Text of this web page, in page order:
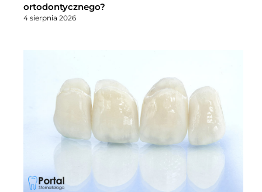
ortodontycznego?
4 sierpnia 2026